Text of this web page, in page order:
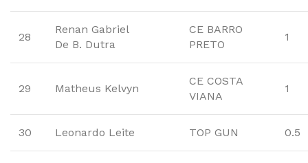
28
Renan Gabriel
De B. Dutra
CE BARRO
PRETO
1
29 Matheus Kelvyn
CE COSTA
VIANA
1
30 Leonardo Leite TOP GUN 0.5